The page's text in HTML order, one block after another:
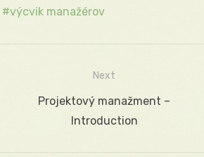
výcvik manažérov
Next
Projektový manažment –
Introduction